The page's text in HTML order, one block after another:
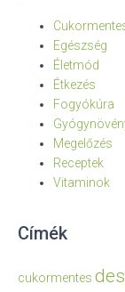
Egészség
Életmód
Étkezés
Fogyókúra
Megelőzés
Receptek
Vitaminok
Címék
cukormentes